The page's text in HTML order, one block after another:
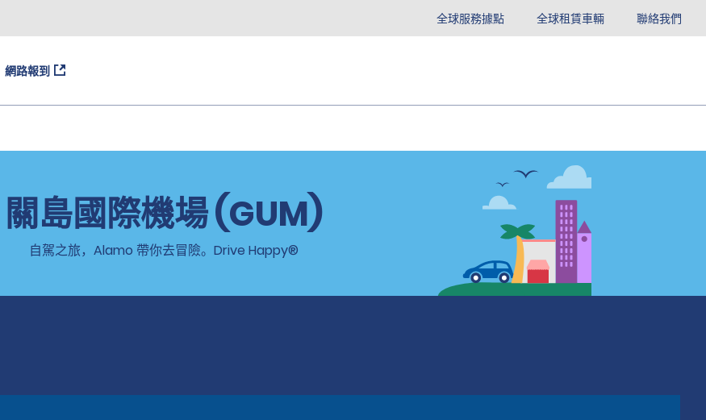
全球服務據點 全球租賃車輛 聯絡我們
網路報到
關島國際機場 (GUM)
自駕之旅，Alamo 帶你去冒險。Drive Happy®